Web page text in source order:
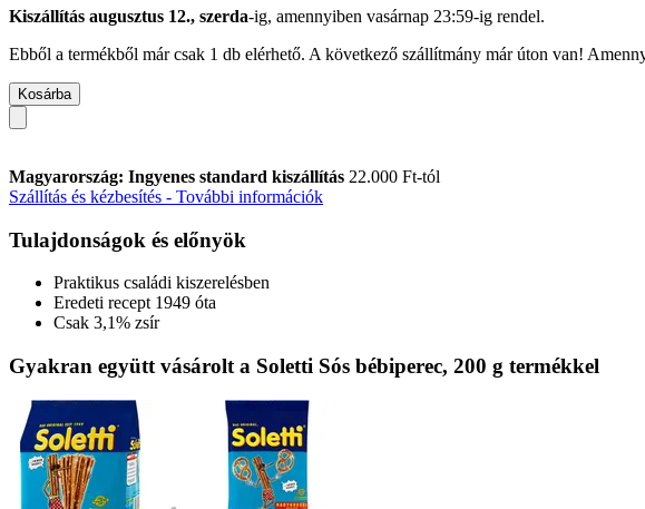
Kiszállítás augusztus 12., szerda-ig, amennyiben vasárnap 23:59-ig rendel.
Ebből a termékből már csak 1 db elérhető. A következő szállítmány már úton van!
Kosárba
Magyarország: Ingyenes standard kiszállítás 22.000 Ft-tól
Szállítás és kézbesítés - További információk
Tulajdonságok és előnyök
Praktikus családi kiszerelésben
Eredeti recept 1949 óta
Csak 3,1% zsír
Gyakran együtt vásárolt a Soletti Sós bébiperec, 200 g termékkel